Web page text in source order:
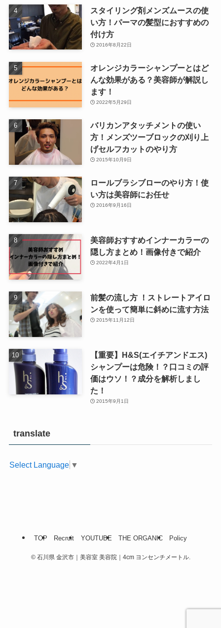
スタイリング剤メンズムースの使
い方！パーマの髪型におすすめの
付け方
2016年8月22日
オレンジカラーシャンプーとはど
んな効果がある？美容師が解説し
ます！
2022年5月29日
バリカンアタッチメントの使い
方！メンズツーブロックの刈り上
げセルフカットのやり方
2015年10月9日
ロールブラシブローのやり方！使
い方は美容師にお任せ
2016年9月16日
美容師おすすめインナーカラーの
隠し方まとめ！画像付きで紹介
2022年4月1日
前髪の流し方 ！ストレートアイロ
ンを使って簡単に斜めに流す方法
2015年11月12日
【重要】H&S(エイチアンドエス)
シャンプーは危険！？口コミの評
価はウソ！？成分を解析しまし
た！
2015年9月1日
translate
Select Language ▼
TOP Recruit YOUTUBE THE ORGANIC Policy
©石川県 金沢市｜美容室 美容院｜4cm ヨンセンチメートル.